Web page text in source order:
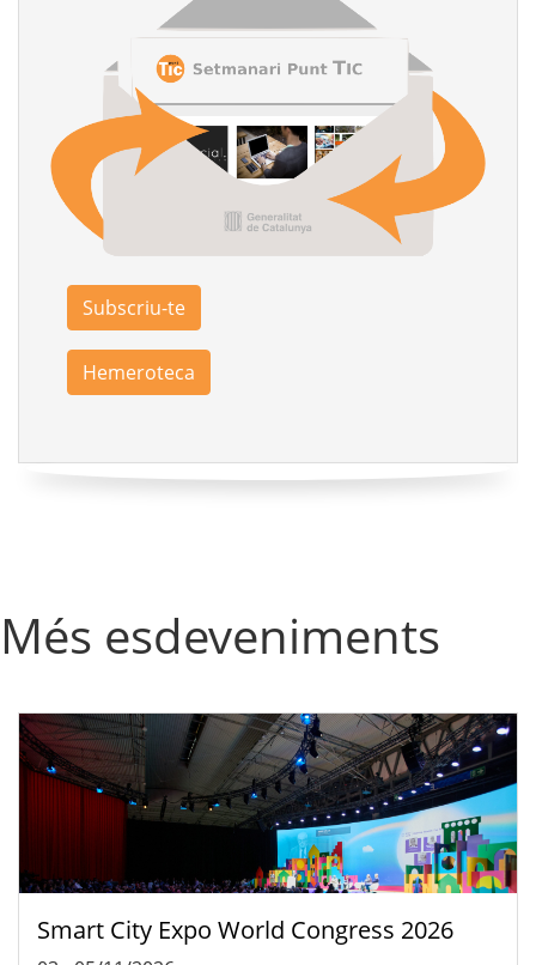
Subscriu-te
Hemeroteca
Més esdeveniments
Smart City Expo World Congress 2026